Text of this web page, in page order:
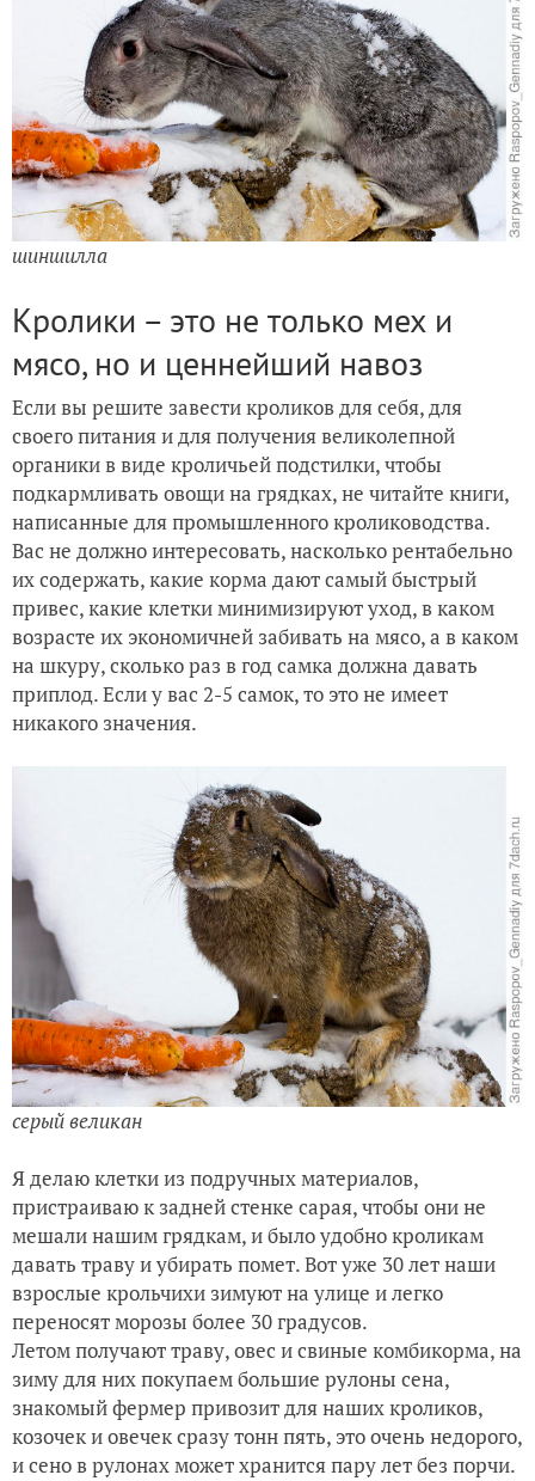
шиншилла
Кролики – это не только мех и
мясо, но и ценнейший навоз
Если вы решите завести кроликов для себя, для
своего питания и для получения великолепной
органики в виде кроличьей подстилки, чтобы
подкармливать овощи на грядках, не читайте книги,
написанные для промышленного кролиководства.
Вас не должно интересовать, насколько рентабельно
их содержать, какие корма дают самый быстрый
привес, какие клетки минимизируют уход, в каком
возрасте их экономичней забивать на мясо, а в каком
на шкуру, сколько раз в год самка должна давать
приплод. Если у вас 2-5 самок, то это не имеет
никакого значения.
серый великан
Я делаю клетки из подручных материалов,
пристраиваю к задней стенке сарая, чтобы они не
мешали нашим грядкам, и было удобно кроликам
давать траву и убирать помет. Вот уже 30 лет наши
взрослые крольчихи зимуют на улице и легко
переносят морозы более 30 градусов.
Летом получают траву, овес и свиные комбикорма, на
зиму для них покупаем большие рулоны сена,
знакомый фермер привозит для наших кроликов,
козочек и овечек сразу тонн пять, это очень недорого,
и сено в рулонах может хранится пару лет без порчи.